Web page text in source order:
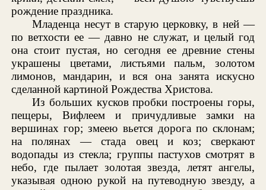
рождение праздника.
Младенца несут в старую церковку, в ней —
по ветхости ее — давно не служат, и целый год
она стоит пустая, но сегодня ее древние стены
украшены цветами, листьями пальм, золотом
лимонов, мандарин, и вся она занята искусно
сделанной картиной Рождества Христова.
Из больших кусков пробки построены горы,
пещеры, Вифлеем и причудливые замки на
вершинах гор; змеею вьется дорога по склонам;
на полянах — стада овец и коз; сверкают
водопады из стекла; группы пастухов смотрят в
небо, где пылает золотая звезда, летят ангелы,
указывая одною рукой на путеводную звезду, а